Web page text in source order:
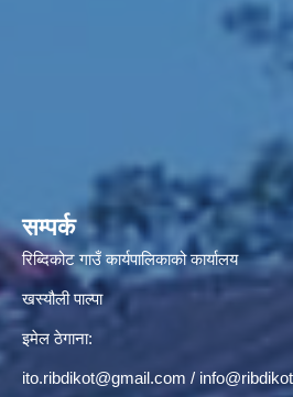
सम्पर्क
रिब्दिकोट गाउँ कार्यपालिकाको कार्यालय
खस्यौली पाल्पा
इमेल ठेगाना:
ito.ribdikot@gmail.com /